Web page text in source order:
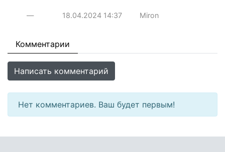
— 18.04.2024 14:37 Miron
Комментарии
Написать комментарий
Нет комментариев. Ваш будет первым!